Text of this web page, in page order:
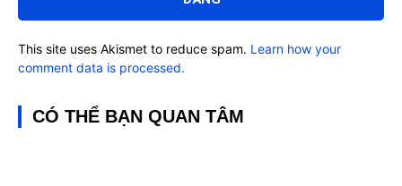
This site uses Akismet to reduce spam. Learn how your
comment data is processed.
CÓ THỂ BẠN QUAN TÂM